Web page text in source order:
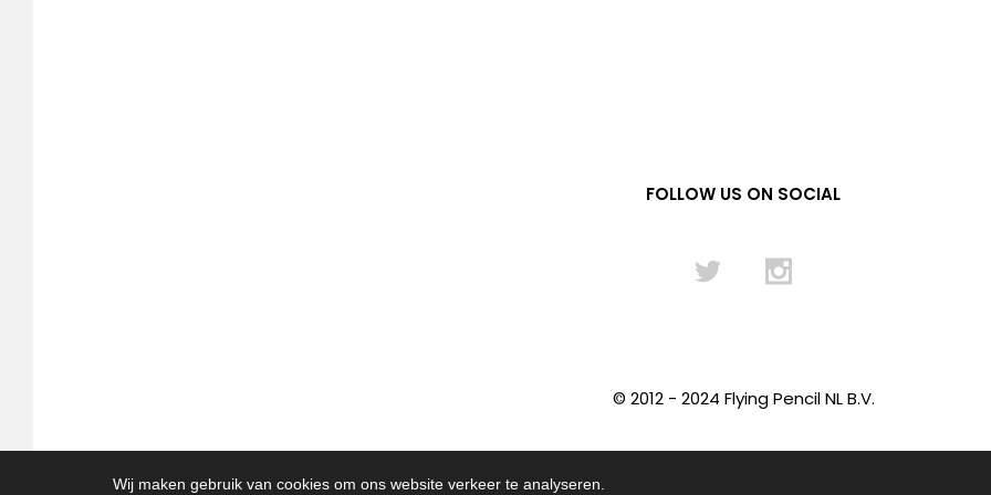
Wij maken gebruik van cookies om ons website verkeer te analyseren.
FOLLOW US ON SOCIAL
© 2012 - 2024 Flying Pencil NL B.V.